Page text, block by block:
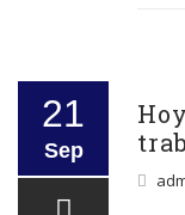
21
Sep